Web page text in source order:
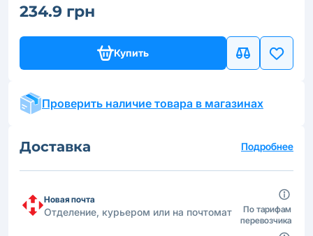
234.9 грн
Купить
Проверить наличие товара в магазинах
Доставка Подробнее
Новая почта
Отделение, курьером или на почтомат
По тарифам
перевозчика